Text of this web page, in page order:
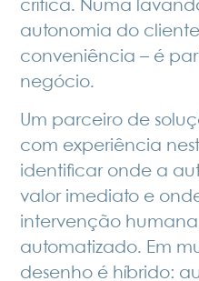
crítica. Numa
autonomia do
conveniência – é
negócio.
Um parceiro de
com experiência
identificar onde a
valor imediato e
intervenção
automatizado. Em
desenho é híbrido: